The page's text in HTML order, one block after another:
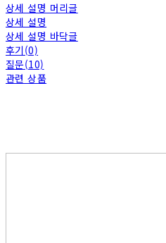
상세 설명 머리글
상세 설명
상세 설명 바닥글
후기(0)
질문(10)
관련 상품